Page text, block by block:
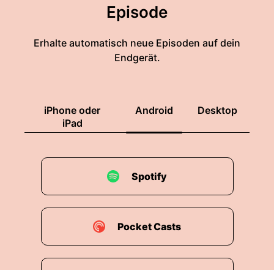
Episode
Erhalte automatisch neue Episoden auf dein
Endgerät.
iPhone oder
iPad
Android Desktop
Spotify
Pocket Casts